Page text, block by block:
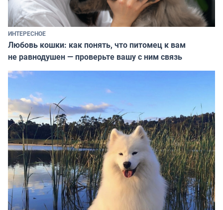
ИНТЕРЕСНОЕ
Любовь кошки: как понять, что питомец к вам
не равнодушен — проверьте вашу с ним связь